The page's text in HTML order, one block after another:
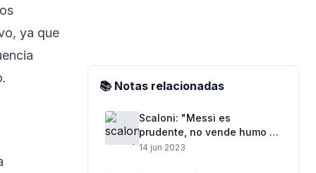
ya que
📚 Notas relacionadas
Scaloni: "Messi es
prudente, no vende humo y
no miente"
14 jun 2023